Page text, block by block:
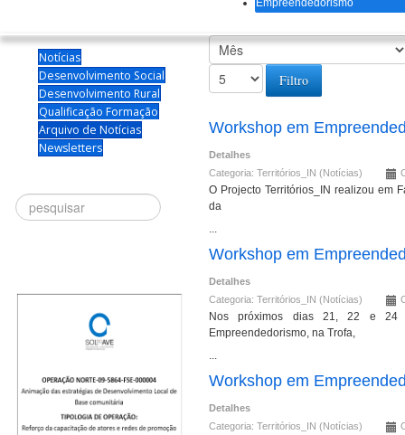
Empreendedorismo
Notícias
Desenvolvimento Social
Desenvolvimento Rural
Qualificação Formação
Arquivo de Notícias
Newsletters
Procurar
Filtro
Workshop em
Detalhes
Categoria: Territórios_IN (Notícias)
O Projecto Territórios_IN realizou em
da
...
Workshop em
Detalhes
Categoria: Territórios_IN (Notícias)
Nos próximos dias 21, 22 e 24
Empreendedorismo, na Trofa,
...
Workshop em
Detalhes
Categoria: Territórios_IN (Notícias)